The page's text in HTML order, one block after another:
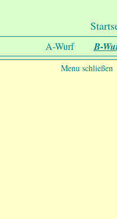
A-Wurf B-
Menu schließen